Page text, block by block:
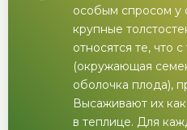
особым спросом у
крупные
относятся те, что
(окружающая
оболочка плода),
Высаживают их
в теплице. Для